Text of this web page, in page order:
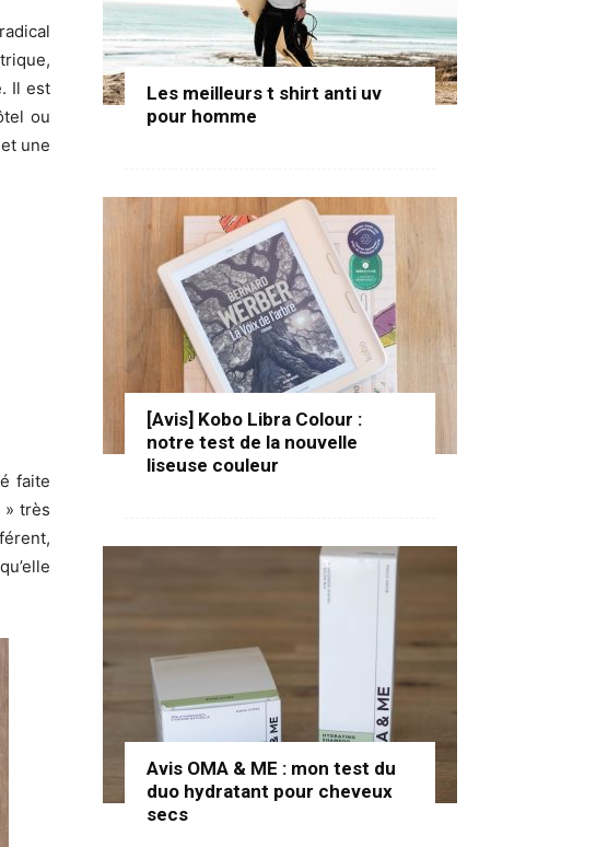
Il est
ou
une
faite
» très
Les meilleurs t shirt anti uv
pour homme
[Avis] Kobo Libra Colour :
notre test de la nouvelle
liseuse couleur
Avis OMA & ME : mon test du
duo hydratant pour cheveux
secs